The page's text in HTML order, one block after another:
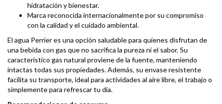
hidratación y bienestar.
Marca reconocida internacionalmente por su compromiso
con la calidad y el cuidado ambiental.
El agua Perrier es una opción saludable para quienes disfrutan de
una bebida con gas que no sacrifica la pureza ni el sabor. Su
característico gas natural proviene de la fuente, manteniendo
intactas todas sus propiedades. Además, su envase resistente
facilita su transporte, ideal para actividades al aire libre, el trabajo o
simplemente para refrescar tu día.